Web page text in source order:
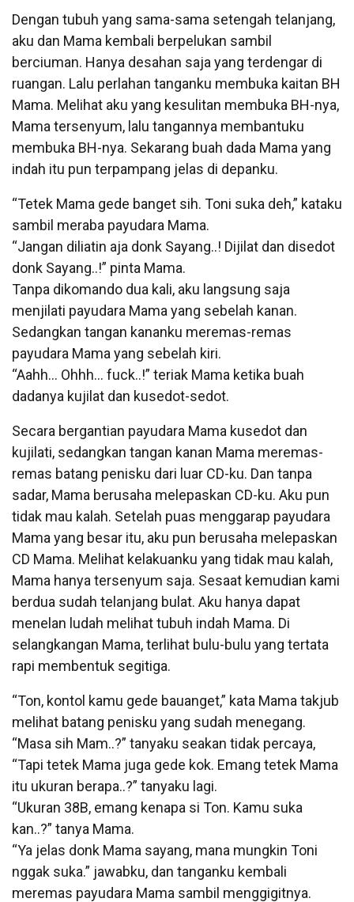
Dengan tubuh yang sama-sama setengah telanjang,
aku dan Mama kembali berpelukan sambil
berciuman. Hanya desahan saja yang terdengar di
ruangan. Lalu perlahan tanganku membuka kaitan BH
Mama. Melihat aku yang kesulitan membuka BH-nya,
Mama tersenyum, lalu tangannya membantuku
membuka BH-nya. Sekarang buah dada Mama yang
indah itu pun terpampang jelas di depanku.
“Tetek Mama gede banget sih. Toni suka deh,” kataku
sambil meraba payudara Mama.
“Jangan diliatin aja donk Sayang..! Dijilat dan disedot
donk Sayang..!” pinta Mama.
Tanpa dikomando dua kali, aku langsung saja
menjilati payudara Mama yang sebelah kanan.
Sedangkan tangan kananku meremas-remas
payudara Mama yang sebelah kiri.
“Aahh… Ohhh… fuck..!” teriak Mama ketika buah
dadanya kujilat dan kusedot-sedot.
Secara bergantian payudara Mama kusedot dan
kujilati, sedangkan tangan kanan Mama meremas-
remas batang penisku dari luar CD-ku. Dan tanpa
sadar, Mama berusaha melepaskan CD-ku. Aku pun
tidak mau kalah. Setelah puas menggarap payudara
Mama yang besar itu, aku pun berusaha melepaskan
CD Mama. Melihat kelakuanku yang tidak mau kalah,
Mama hanya tersenyum saja. Sesaat kemudian kami
berdua sudah telanjang bulat. Aku hanya dapat
menelan ludah melihat tubuh indah Mama. Di
selangkangan Mama, terlihat bulu-bulu yang tertata
rapi membentuk segitiga.
“Ton, kontol kamu gede bauanget,” kata Mama takjub
melihat batang penisku yang sudah menegang.
“Masa sih Mam..?” tanyaku seakan tidak percaya,
“Tapi tetek Mama juga gede kok. Emang tetek Mama
itu ukuran berapa..?” tanyaku lagi.
“Ukuran 38B, emang kenapa si Ton. Kamu suka
kan..?” tanya Mama.
“Ya jelas donk Mama sayang, mana mungkin Toni
nggak suka.” jawabku, dan tanganku kembali
meremas payudara Mama sambil menggigitnya.